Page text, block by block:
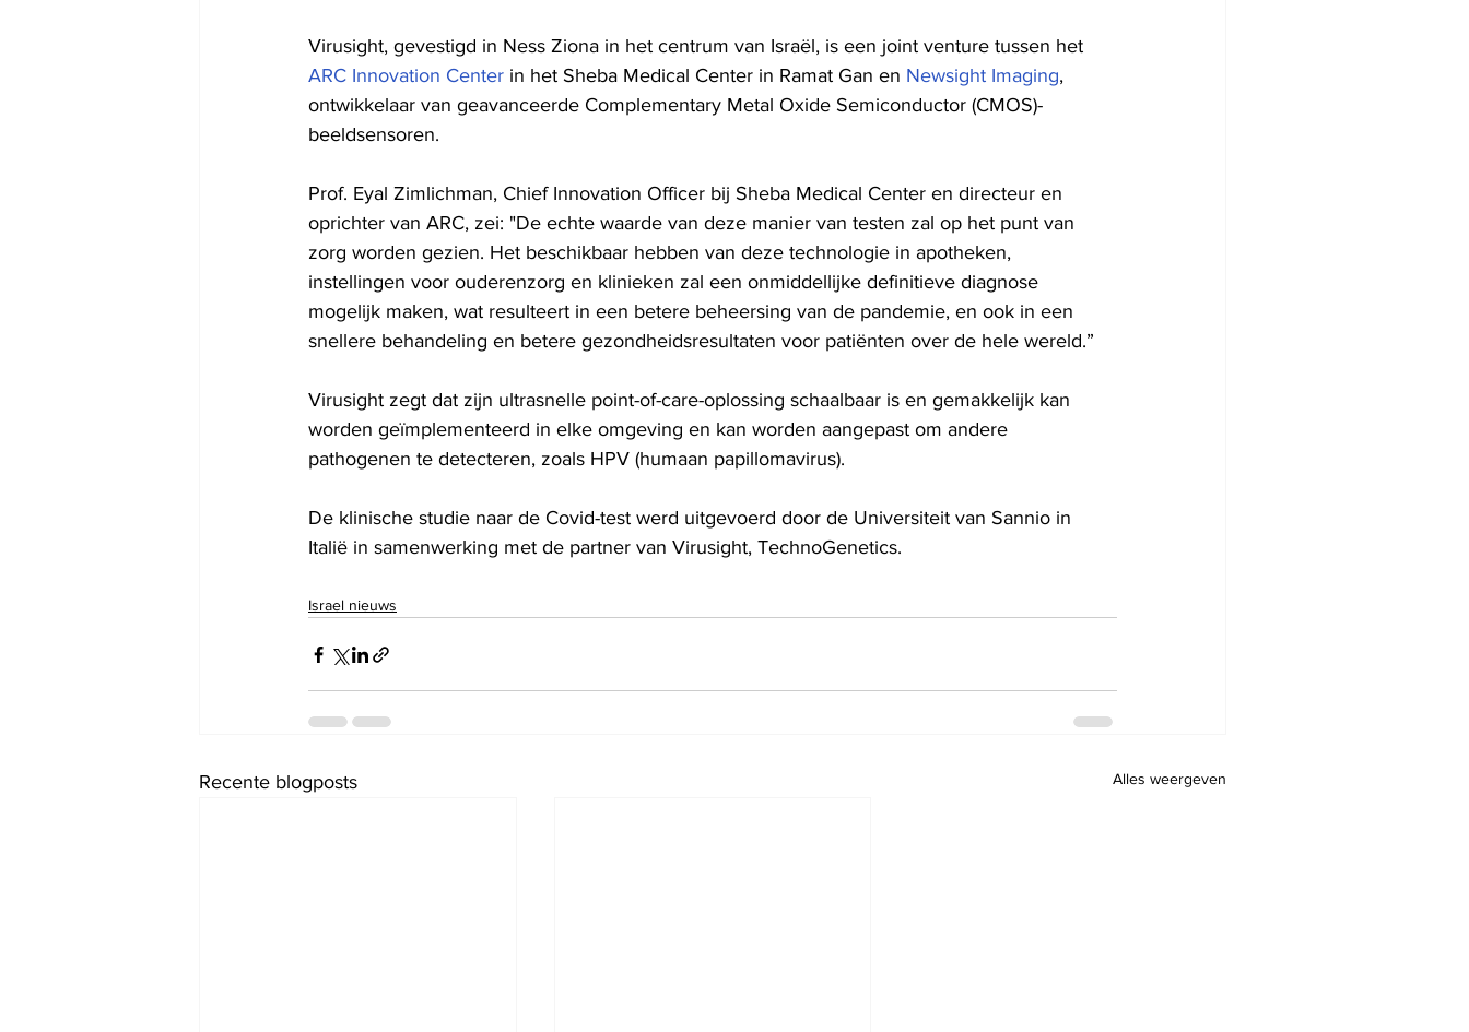
Virusight, gevestigd in Ness Ziona in het centrum van Israël, is een joint venture tussen het
ARC Innovation Center in het Sheba Medical Center in Ramat Gan en Newsight Imaging,
ontwikkelaar van geavanceerde Complementary Metal Oxide Semiconductor (CMOS)-
beeldsensoren.
Prof. Eyal Zimlichman, Chief Innovation Officer bij Sheba Medical Center en directeur en
oprichter van ARC, zei: "De echte waarde van deze manier van testen zal op het punt van
zorg worden gezien. Het beschikbaar hebben van deze technologie in apotheken,
instellingen voor ouderenzorg en klinieken zal een onmiddellijke definitieve diagnose
mogelijk maken, wat resulteert in een betere beheersing van de pandemie, en ook in een
snellere behandeling en betere gezondheidsresultaten voor patiënten over de hele wereld.”
Virusight zegt dat zijn ultrasnelle point-of-care-oplossing schaalbaar is en gemakkelijk kan
worden geïmplementeerd in elke omgeving en kan worden aangepast om andere
pathogenen te detecteren, zoals HPV (humaan papillomavirus).
De klinische studie naar de Covid-test werd uitgevoerd door de Universiteit van Sannio in
Italië in samenwerking met de partner van Virusight, TechnoGenetics.
Israel nieuws
Recente blogposts Alles weergeven